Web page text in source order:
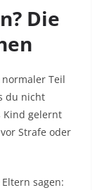
Die
Teil
du nicht
Kind gelernt
Strafe oder
sagen: